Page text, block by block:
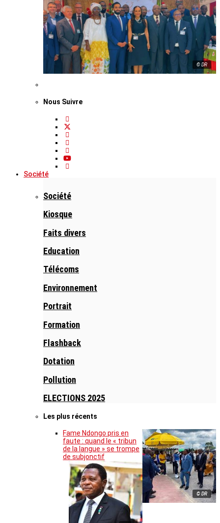
© DR
Nous Suivre
Société
Société
Kiosque
Faits divers
Education
Télécoms
Environnement
Portrait
Formation
Flashback
Dotation
Pollution
ELECTIONS 2025
Les plus récents
© DR
Fame Ndongo pris en
faute : quand le « tribun
de la langue » se trompe
de subjonctif